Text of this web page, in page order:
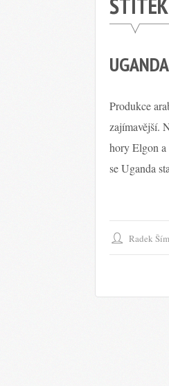
pražené
UGANDA
Produkce
zajímavější.
hory Elgon a
se Uganda
Radek